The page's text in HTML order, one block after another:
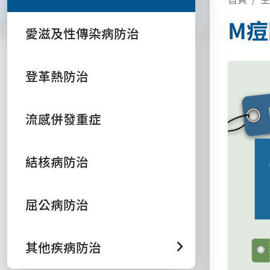
愛滋及性傳染病防治
登革熱防治
流感併發重症
結核病防治
屈公病防治
其他疾病防治
M